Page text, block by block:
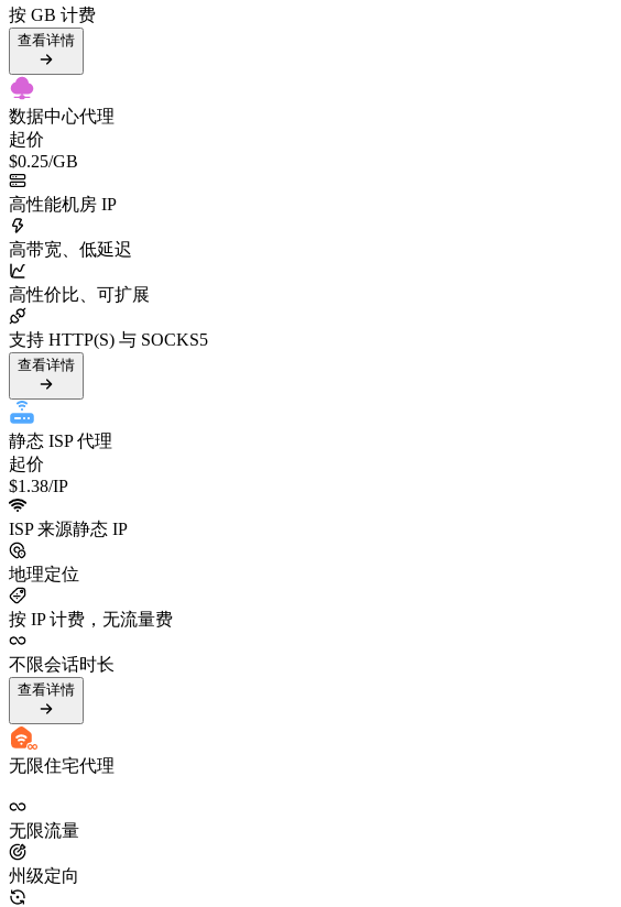
按 GB 计费
查看详情
数据中心代理
起价
$0.25/GB
高性能机房 IP
高带宽、低延迟
高性价比、可扩展
支持 HTTP(S) 与 SOCKS5
查看详情
静态 ISP 代理
起价
$1.38/IP
ISP 来源静态 IP
地理定位
按 IP 计费，无流量费
不限会话时长
查看详情
无限住宅代理
无限流量
州级定向